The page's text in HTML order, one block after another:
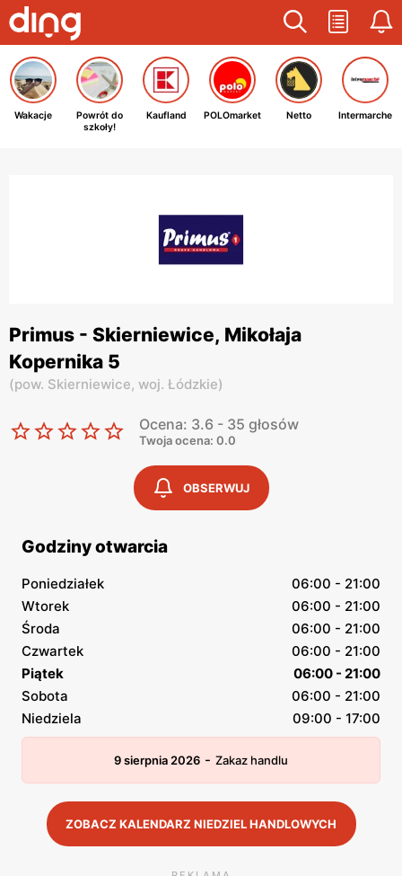
Wakacje
Powrót do
szkoły!
Kaufland POLOmarket Netto Intermarche
Primus - Skierniewice, Mikołaja
Kopernika 5
(pow. Skierniewice, woj. Łódzkie)
Ocena: 3.6 - 35 głosów
Twoja ocena: 0.0
OBSERWUJ
Godziny otwarcia
Poniedziałek
06:00 - 21:00
Wtorek
06:00 - 21:00
Środa
06:00 - 21:00
Czwartek
06:00 - 21:00
Piątek
06:00 - 21:00
Sobota
06:00 - 21:00
Niedziela
09:00 - 17:00
9 sierpnia 2026 - Zakaz handlu
ZOBACZ KALENDARZ NIEDZIEL HANDLOWYCH